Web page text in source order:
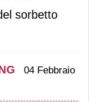
sorbetto
04 Febbraio